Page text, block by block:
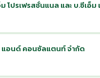
โปรเฟรสชั่นแนล และ บ.ซีเอ็
แอนด์ คอนซัลแตนท์ จำกัด